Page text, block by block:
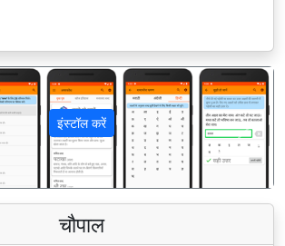
इंस्टॉल करें
अगला
चौपाल